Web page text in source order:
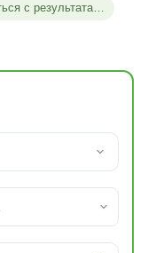
К кому обратиться с результатами?